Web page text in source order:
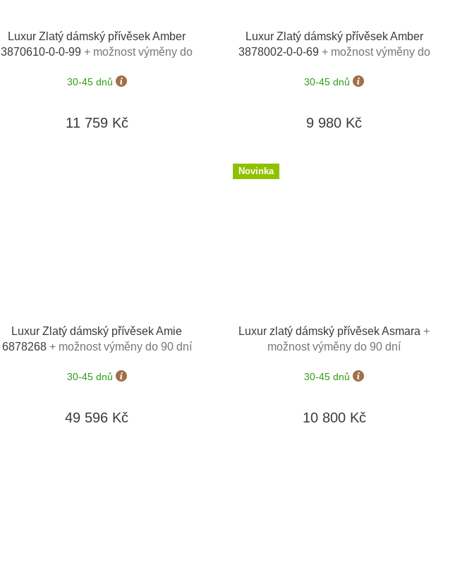
Luxur Zlatý dámský přívěsek Amber
3870610-0-0-99+ možnost výměny do
30-45 dnů
11 759 Kč
Luxur Zlatý dámský přívěsek Amber
3878002-0-0-69 + možnost výměny do
30-45 dnů
9 980 Kč
Luxur Zlatý dámský přívěsek Amie
6878268 + možnost výměny do 90 dní
30-45 dnů
49 596 Kč
Novinka
Luxur zlatý dámský přívěsek Asmara+
možnost výměny do 90 dní
30-45 dnů
10 800 Kč